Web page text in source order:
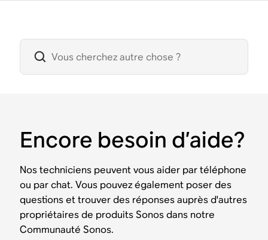
Encore besoin d’aide?
Nos techniciens peuvent vous aider par téléphone
ou par chat. Vous pouvez également poser des
questions et trouver des réponses auprès d'autres
propriétaires de produits Sonos dans notre
Communauté Sonos.